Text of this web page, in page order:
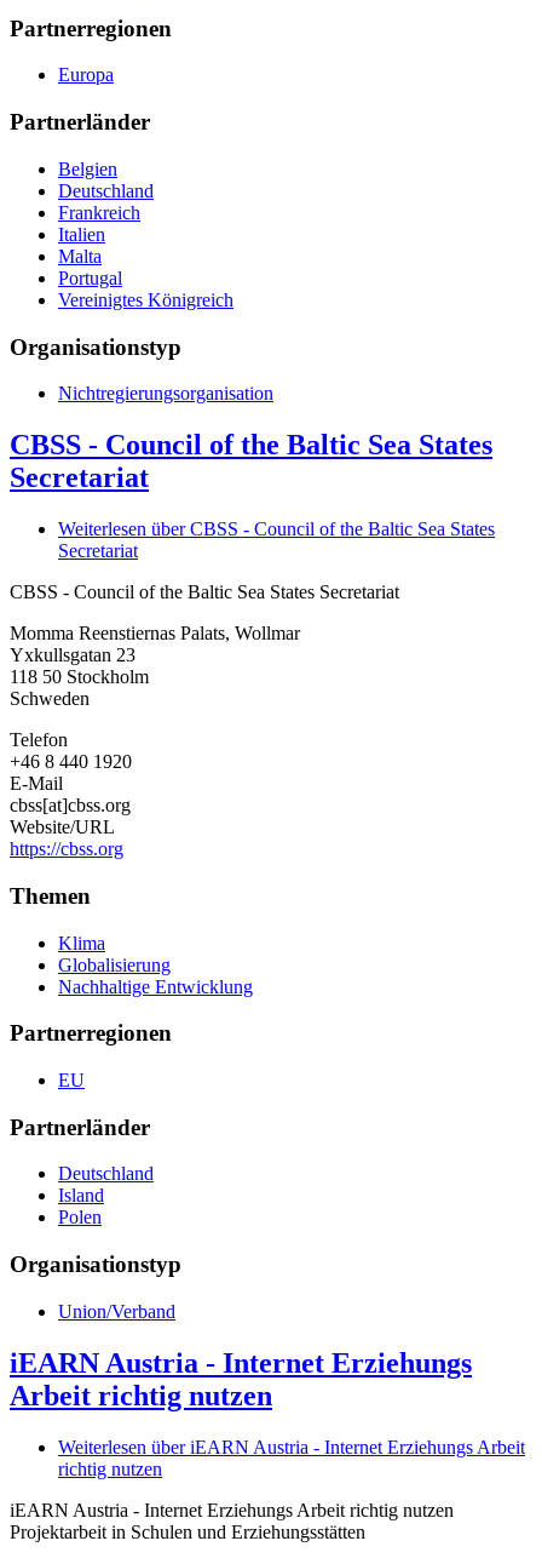
Partnerregionen
Europa
Partnerländer
Belgien
Deutschland
Frankreich
Italien
Malta
Portugal
Vereinigtes Königreich
Organisationstyp
Nichtregierungsorganisation
CBSS - Council of the Baltic Sea States
Secretariat
Weiterlesen über CBSS - Council of the Baltic Sea States
Secretariat
CBSS - Council of the Baltic Sea States Secretariat
Momma Reenstiernas Palats, Wollmar
Yxkullsgatan 23
118 50 Stockholm
Schweden
Telefon
+46 8 440 1920
E-Mail
cbss[at]cbss.org
Website/URL
https://cbss.org
Themen
Klima
Globalisierung
Nachhaltige Entwicklung
Partnerregionen
EU
Partnerländer
Deutschland
Island
Polen
Organisationstyp
Union/Verband
iEARN Austria - Internet Erziehungs
Arbeit richtig nutzen
Weiterlesen über iEARN Austria - Internet Erziehungs Arbeit
richtig nutzen
iEARN Austria - Internet Erziehungs Arbeit richtig nutzen
Projektarbeit in Schulen und Erziehungsstätten